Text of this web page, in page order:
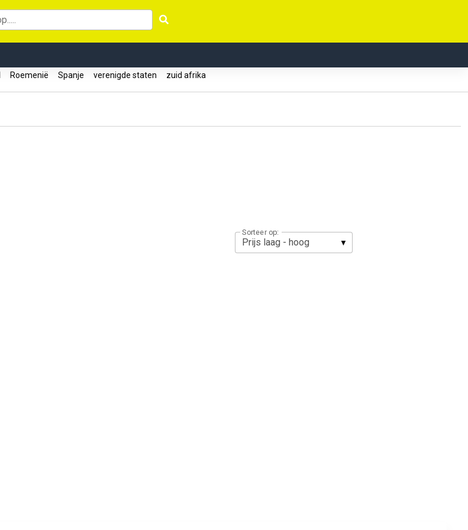
Roemenië Spanje verenigde staten zuid afrika
Sorteer op: